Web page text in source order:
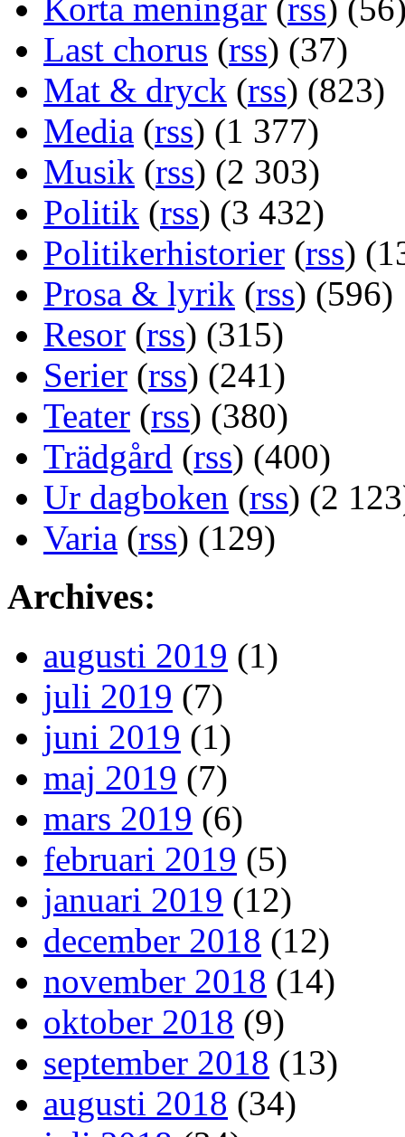
Korta meningar (rss)
Last chorus (rss) (37)
Mat & dryck (rss) (823)
Media (rss) (1 377)
Musik (rss) (2 303)
Politik (rss) (3 432)
Politikerhistorier (rss)
Prosa & lyrik (rss) (596)
Resor (rss) (315)
Serier (rss) (241)
Teater (rss) (380)
Trädgård (rss) (400)
Ur dagboken (rss) (2
Varia (rss) (129)
Archives:
augusti 2019 (1)
juli 2019 (7)
juni 2019 (1)
maj 2019 (7)
mars 2019 (6)
februari 2019 (5)
januari 2019 (12)
december 2018 (12)
november 2018 (14)
oktober 2018 (9)
september 2018 (13)
augusti 2018 (34)